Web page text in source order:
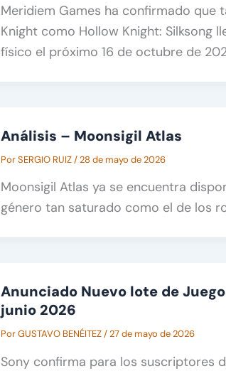
Meridiem Games ha confirmado que
Knight como Hollow Knight: Silksong
físico el próximo 16 de octubre de
Análisis – Moonsigil Atlas
PorSERGIO RUIZ/28 de mayo de 2026
Moonsigil Atlas ya se encuentra
género tan saturado como el de los
Anunciado Nuevo lote de
junio 2026
PorGUSTAVO BENÉITEZ/27 de mayo de 2026
Sony confirma para los suscriptores